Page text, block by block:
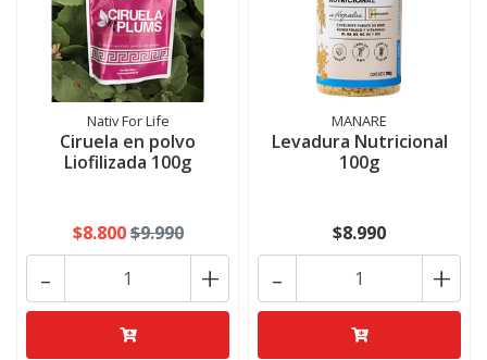
Nativ For Life
Ciruela en polvo
Liofilizada 100g
$8.800$9.990
+
-
MANARE
Levadura Nutricional
100g
$8.990
+
-